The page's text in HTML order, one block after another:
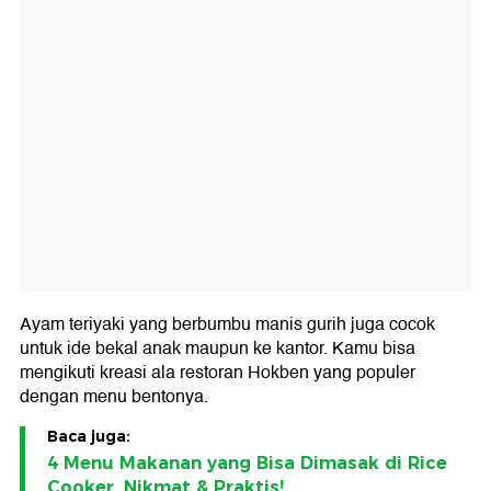
Ayam teriyaki yang berbumbu manis gurih juga cocok
untuk ide bekal anak maupun ke kantor. Kamu bisa
mengikuti kreasi ala restoran Hokben yang populer
dengan menu bentonya.
Baca juga:
4 Menu Makanan yang Bisa Dimasak di Rice